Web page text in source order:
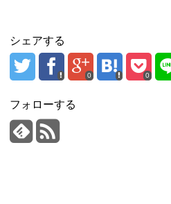
シェアする
0 0
フォローする